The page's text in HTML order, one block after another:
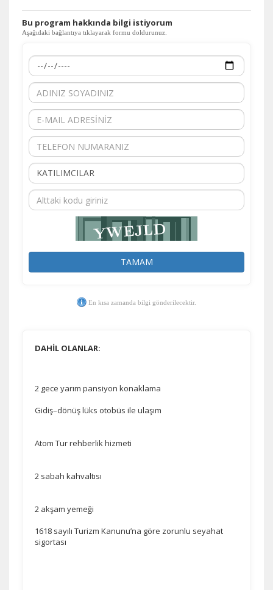
yardımcı olur.
Pazarlama Çerezleri
Size ve ilgi alanlarınıza uygun reklamlar göstermek için
kullanılır. Kapatırsanız reklamları görmeye devam
edersiniz, ancak daha az alakalı olabilirler.
Tercihleri Kaydet
​Bu program hakkında bilgi istiyorum
Aşağıdaki bağlantıya tıklayarak formu doldurunuz.
TAMAM
En kısa zamanda bilgi gönderilecektir.
DAHİL OLANLAR:
2 gece yarım pansiyon konaklama
Gidiş–dönüş lüks otobüs ile ulaşım
Atom Tur rehberlik hizmeti
2 sabah kahvaltısı
2 akşam yemeği
1618 sayılı Turizm Kanunu’na göre zorunlu seyahat
sigortası